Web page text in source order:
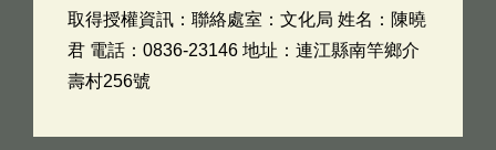
取得授權資訊：聯絡處室：文化局 姓名：陳曉
君 電話：0836-23146 地址：連江縣南竿鄉介
壽村256號